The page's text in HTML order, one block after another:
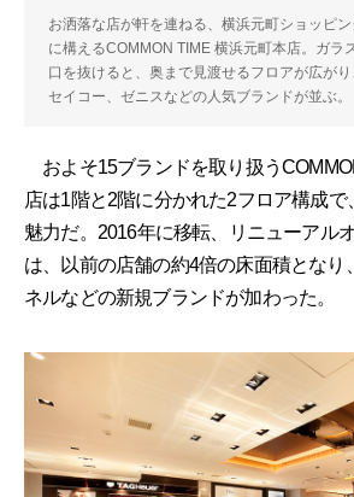
お洒落な店が軒を連ねる、横浜元町ショッピ
に構えるCOMMON TIME 横浜元町本店。ガラ
口を抜けると、奥まで見渡せるフロアが広が
セイコー、ゼニスなどの人気ブランドが並ぶ。
およそ15ブランドを取り扱う
店は1階と2階に分かれた2フロア構成
魅力だ。2016年に移転、リニューアル
は、以前の店舗の約4倍の床面積となり
ネルなどの新規ブランドが加わった。